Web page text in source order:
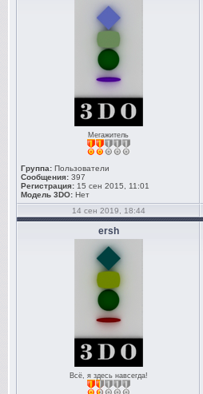
Мегажитель
Группа: Пользователи
Сообщения: 397
Регистрация: 15 сен 2015, 11:01
Модель 3DO: Нет
14 сен 2019, 18:44
ersh
Всё, я здесь навсегда!